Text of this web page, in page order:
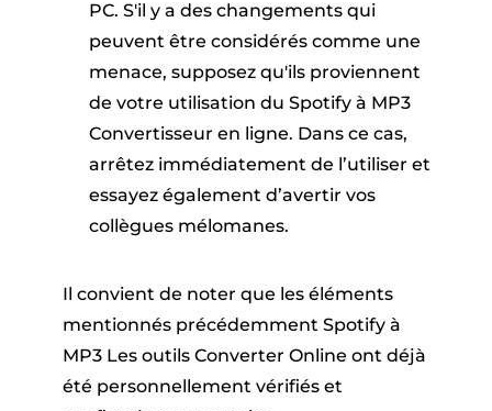
PC. S'il y a des changements qui
peuvent être considérés comme une
menace, supposez qu'ils proviennent
de votre utilisation du Spotify à MP3
Convertisseur en ligne. Dans ce cas,
arrêtez immédiatement de l’utiliser et
essayez également d’avertir vos
collègues mélomanes.
Il convient de noter que les éléments
mentionnés précédemment Spotify à
MP3 Les outils Converter Online ont déjà
été personnellement vérifiés et